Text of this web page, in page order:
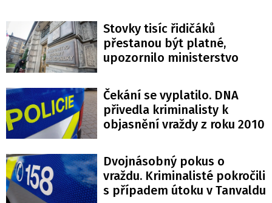
Stovky tisíc řidičáků
přestanou být platné,
upozornilo ministerstvo
Čekání se vyplatilo. DNA
přivedla kriminalisty k
objasnění vraždy z roku 2010
Dvojnásobný pokus o
vraždu. Kriminalisté pokročili
s případem útoku v Tanvaldu